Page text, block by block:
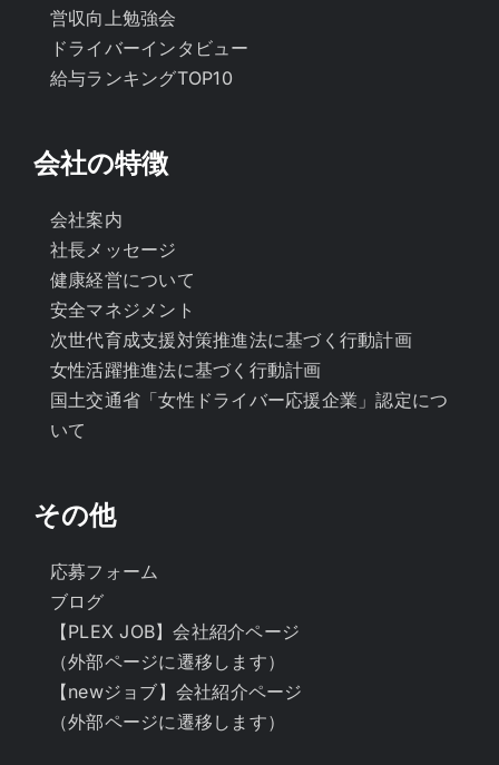
営収向上勉強会
ドライバーインタビュー
給与ランキングTOP10
会社の特徴
会社案内
社長メッセージ
健康経営について
安全マネジメント
次世代育成支援対策推進法に基づく行動計画
女性活躍推進法に基づく行動計画
国土交通省「女性ドライバー応援企業」認定につ
いて
その他
応募フォーム
ブログ
【PLEX JOB】会社紹介ページ
（外部ページに遷移します）
【newジョブ】会社紹介ページ
（外部ページに遷移します）